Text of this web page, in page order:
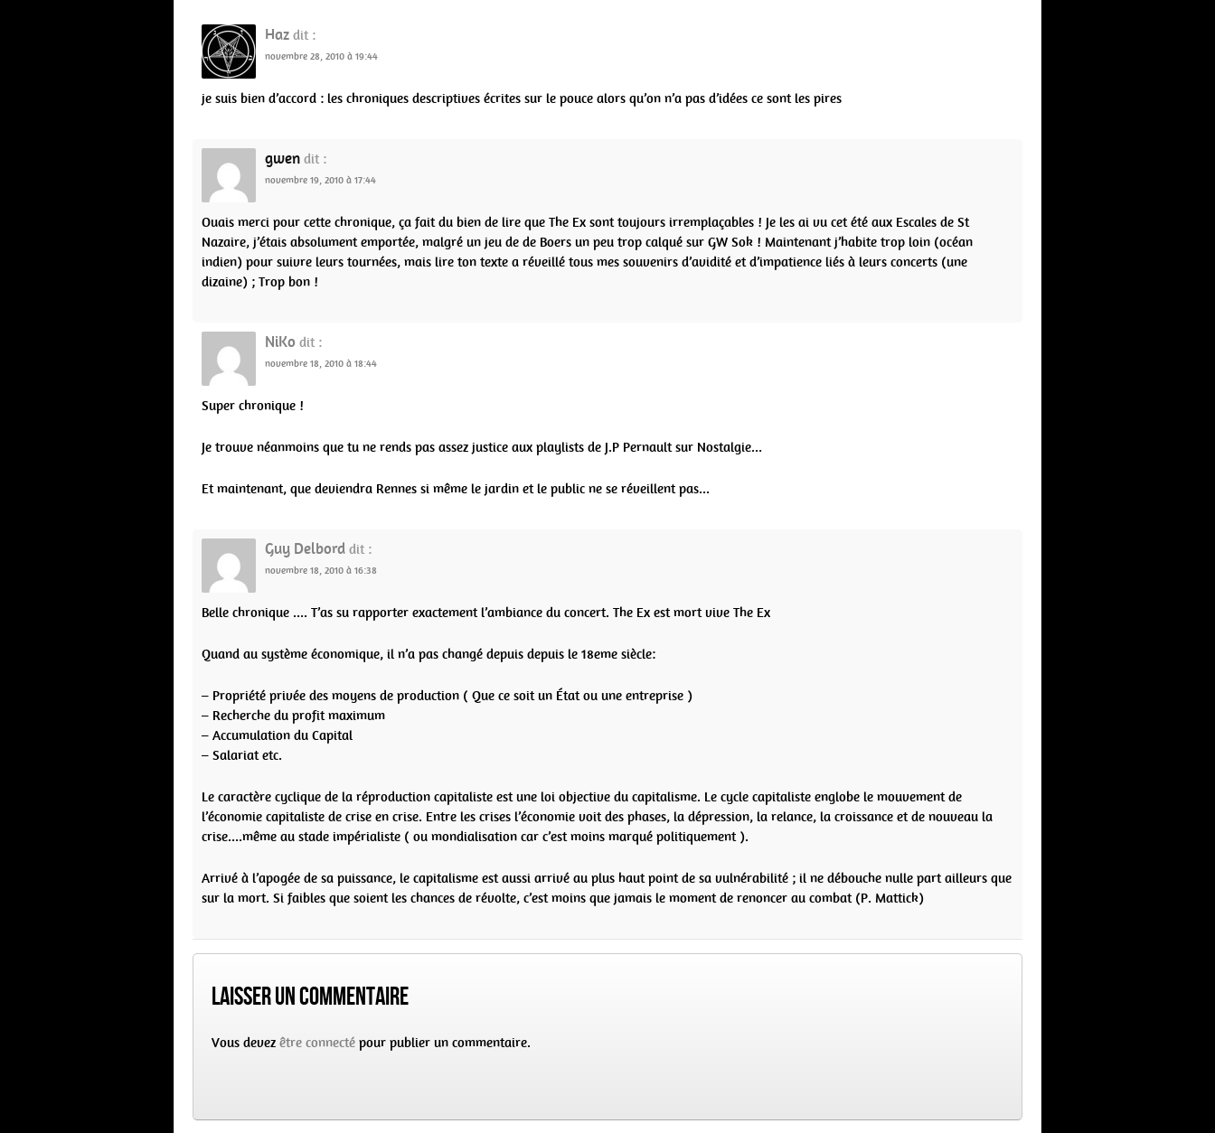
Haz dit :
novembre 28, 2010 à 19:44
je suis bien d’accord : les chroniques descriptives écrites sur le pouce alors qu’on n’a pas d’idées ce sont les pires
gwen dit :
novembre 19, 2010 à 17:44
Ouais merci pour cette chronique, ça fait du bien de lire que The Ex sont toujours irremplaçables ! Je les ai vu cet été aux Escales de St
Nazaire, j’étais absolument emportée, malgré un jeu de de Boers un peu trop calqué sur GW Sok ! Maintenant j’habite trop loin (océan
indien) pour suivre leurs tournées, mais lire ton texte a réveillé tous mes souvenirs d’avidité et d’impatience liés à leurs concerts (une
dizaine) ; Trop bon !
NiKo dit :
novembre 18, 2010 à 18:44
Super chronique !
Je trouve néanmoins que tu ne rends pas assez justice aux playlists de J.P Pernault sur Nostalgie…
Et maintenant, que deviendra Rennes si même le jardin et le public ne se réveillent pas…
Guy Delbord dit :
novembre 18, 2010 à 16:38
Belle chronique …. T’as su rapporter exactement l’ambiance du concert. The Ex est mort vive The Ex
Quand au système économique, il n’a pas changé depuis depuis le 18eme siècle:
– Propriété privée des moyens de production ( Que ce soit un État ou une entreprise )
– Recherche du profit maximum
– Accumulation du Capital
– Salariat etc.
Le caractère cyclique de la réproduction capitaliste est une loi objective du capitalisme. Le cycle capitaliste englobe le mouvement de
l’économie capitaliste de crise en crise. Entre les crises l’économie voit des phases, la dépression, la relance, la croissance et de nouveau la
crise….même au stade impérialiste ( ou mondialisation car c’est moins marqué politiquement ).
Arrivé à l’apogée de sa puissance, le capitalisme est aussi arrivé au plus haut point de sa vulnérabilité ; il ne débouche nulle part ailleurs que
sur la mort. Si faibles que soient les chances de révolte, c’est moins que jamais le moment de renoncer au combat (P. Mattick)
Laisser un commentaire
Vous devez être connecté pour publier un commentaire.